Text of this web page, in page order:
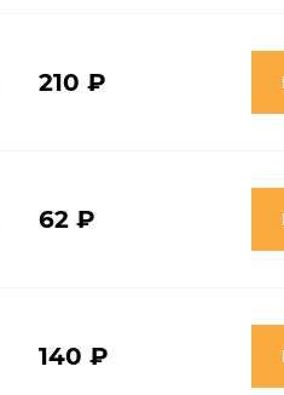
210 ₽
62 ₽
140 ₽